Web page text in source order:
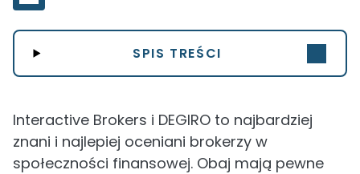
SPIS TREŚCI
Interactive Brokers i DEGIRO to najbardziej
znani i najlepiej oceniani brokerzy w
społeczności finansowej. Obaj mają pewne